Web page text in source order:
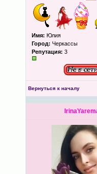
Имя: Юлия
Город: Черкассы
Репутация: 3
Вернуться к началу